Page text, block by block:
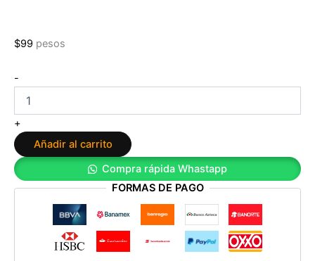
$99 pesos
-
Cliché
Pobre
diabla
Adriana
cantidad
+
Añadir al carrito
Compra rápida Whastapp
FORMAS DE PAGO